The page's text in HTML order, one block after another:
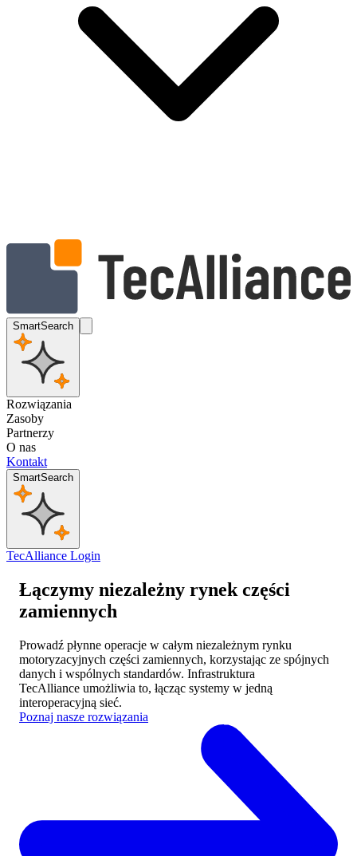
SmartSearch
Rozwiązania
Zasoby
Partnerzy
O nas
Kontakt
SmartSearch
TecAlliance Login
Łączymy niezależny rynek części
zamiennych
Prowadź płynne operacje w całym niezależnym rynku
motoryzacyjnych części zamiennych, korzystając ze spójnych
danych i wspólnych standardów. Infrastruktura
TecAlliance umożliwia to, łącząc systemy w jedną
interoperacyjną sieć.
Poznaj nasze rozwiązania